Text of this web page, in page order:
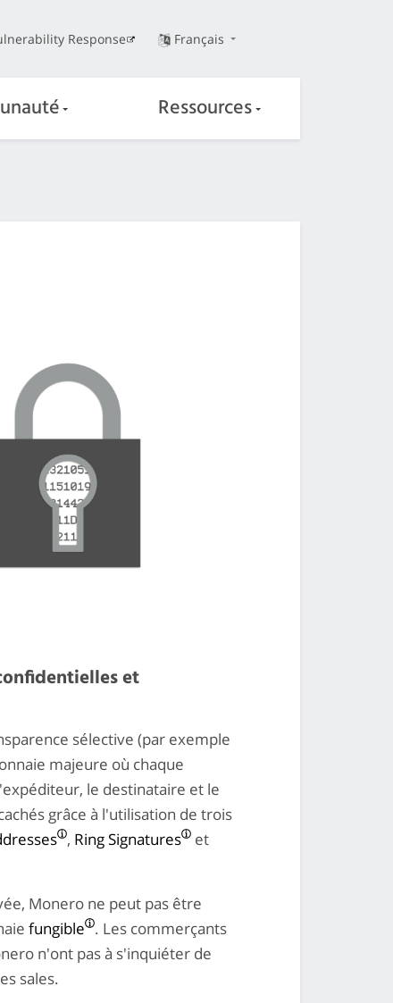
Response Français
Ressources
et
sélective (par exemple
majeure où chaque
le destinataire et le
grâce à l'utilisation de trois
, Ring Signatures
et
Monero ne peut pas être
fungible . Les commerçants
n'ont pas à s'inquiéter de
sales.